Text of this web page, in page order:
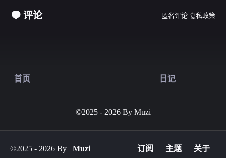
评论 匿名评论 隐私政策
首页 日记
©2025 - 2026 By Muzi
©2025 - 2026 By Muzi 订阅 主题 关于